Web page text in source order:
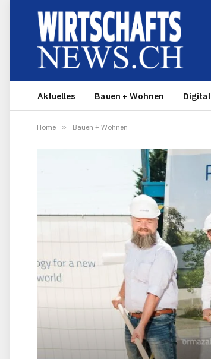
Aktuelles Bauen + Wohnen Digital
Home » Bauen + Wohnen